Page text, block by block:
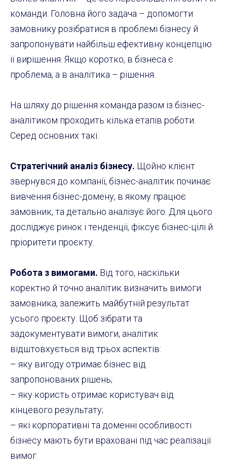
команди. Головна його задача – допомогти
замовнику розібратися в проблемі бізнесу й
запропонувати найбільш ефективну концепцію
її вирішення. Якщо коротко, в бізнеса є
проблема, а в аналітика – рішення.
На шляху до рішення команда разом із бізнес-
аналітиком проходить кілька етапів роботи.
Серед основних такі:
Стратегічний аналіз бізнесу. Щойно клієнт
звернувся до компанії, бізнес-аналітик починає
вивчення бізнес-домену, в якому працює
замовник, та детально аналізує його. Для цього
досліджує ринок і тенденції, фіксує бізнес-цілі й
пріоритети проєкту.
Робота з вимогами. Від того, наскільки
коректно й точно аналітик визначить вимоги
замовника, залежить майбутній результат
усього проєкту. Щоб зібрати та
задокументувати вимоги, аналітик
відштовхується від трьох аспектів:
– яку вигоду отримає бізнес від
запропонованих рішень;
– яку користь отримає користувач від
кінцевого результату;
– які корпоративні та доменні особливості
бізнесу мають бути враховані під час реалізації
вимог.